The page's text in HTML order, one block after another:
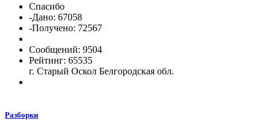
Спасибо
-Дано: 67058
-Получено: 72567
Сообщений: 9504
Рейтинг: 65535
г. Старый Оскол Белгородская обл.
Разборки